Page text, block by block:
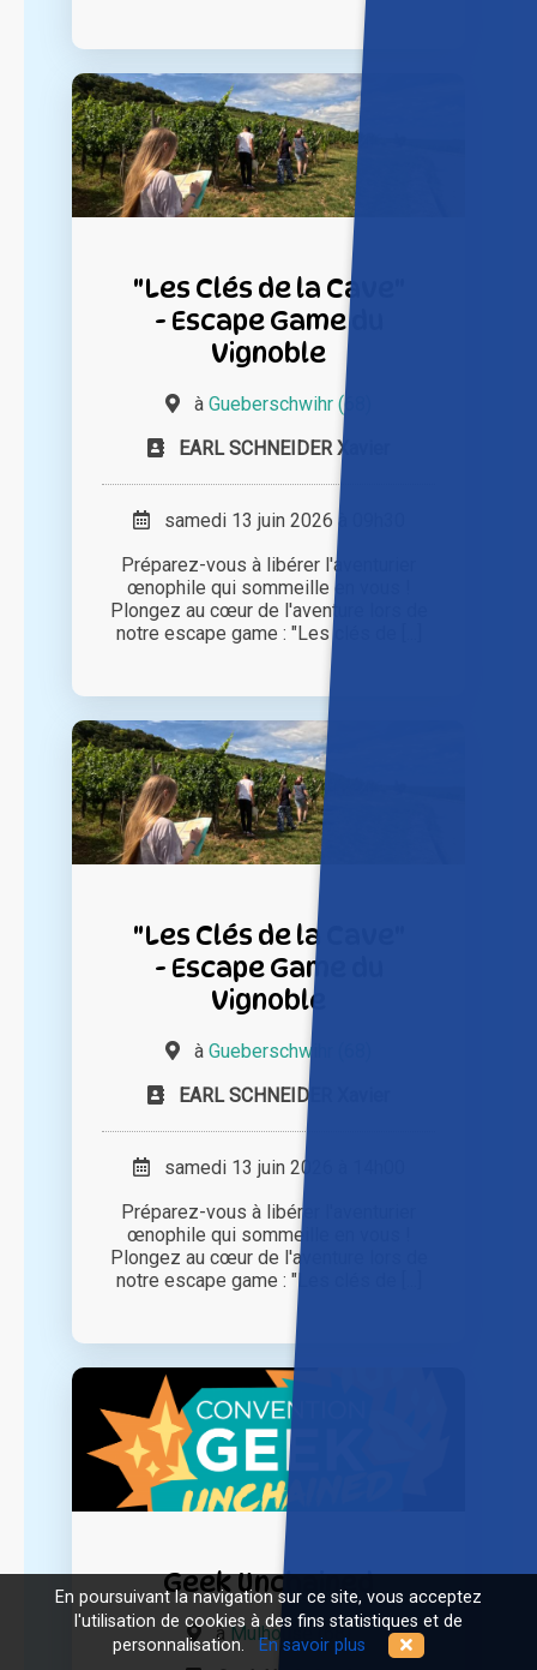
"Les Clés de la Cave"
- Escape Game du
Vignoble
à Gueberschwihr (68)
EARL SCHNEIDER Xavier
samedi 13 juin 2026 à 09h30
Préparez-vous à libérer l'aventurier
œnophile qui sommeille en vous !
Plongez au cœur de l'aventure lors de
notre escape game : "Les clés de [...]
"Les Clés de la Cave"
- Escape Game du
Vignoble
à Gueberschwihr (68)
EARL SCHNEIDER Xavier
samedi 13 juin 2026 à 14h00
Préparez-vous à libérer l'aventurier
œnophile qui sommeille en vous !
Plongez au cœur de l'aventure lors de
notre escape game : "Les clés de [...]
Geek Unchained
àMulhouse (68)
En poursuivant la navigation sur ce site, vous acceptez
l'utilisation de cookies à des fins statistiques et de
personnalisation.En savoir plus